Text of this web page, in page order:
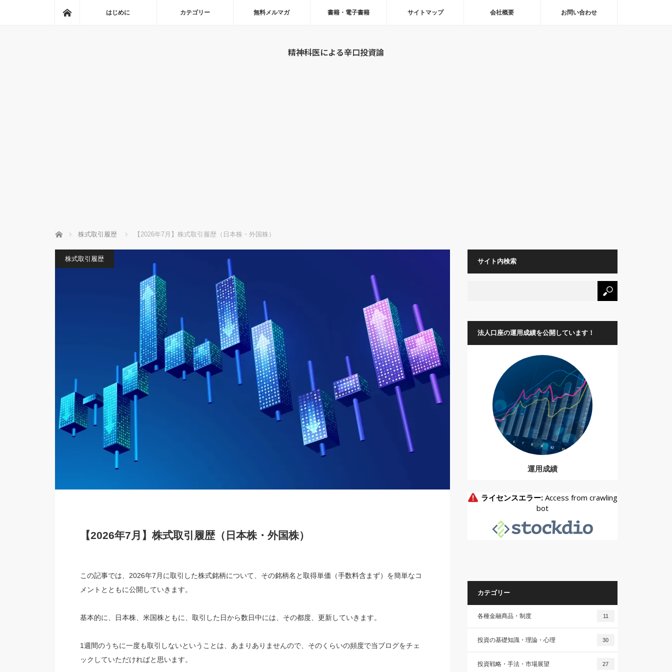
はじめに カテゴリー 無料メルマガ 書籍・電子書籍 サイトマップ 会社概要 お問い合わせ
精神科医による辛口投資論
ホーム 株式取引履歴 【2026年7月】株式取引履歴（日本株・外国株）
株式取引履歴
【2026年7月】株式取引履歴（日本株・外国株）
この記事では、2026年7月に取引した株式銘柄について、その銘柄名と取得単価（手数料含まず）を簡単なコ
メントとともに公開していきます。
基本的に、日本株、米国株ともに、取引した日から数日中には、その都度、更新していきます。
1週間のうちに一度も取引しないということは、あまりありませんので、そのくらいの頻度で当ブログをチェ
ックしていただければと思います。
サイト内検索
法人口座の運用成績を公開しています！
運用成績
カテゴリー
各種金融商品・制度 11
投資の基礎知識・理論・心理 30
投資戦略・手法・市場展望 27